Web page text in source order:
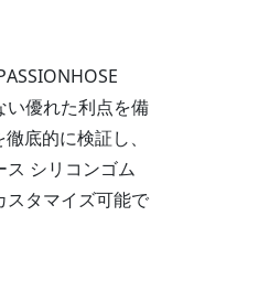
い優れた利点を備
底的に検証し、
シリコンゴム
スタマイズ可能で